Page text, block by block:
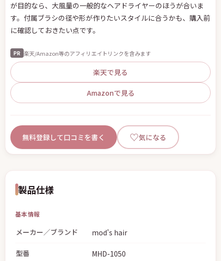
が目的なら、大風量の一般的なヘアドライヤーのほうが合いま
す。付属ブラシの径や形が作りたいスタイルに合うかも、購入前
に確認しておきたい点です。
PR 楽天/Amazon等のアフィリエイトリンクを含みます
楽天で見る
Amazonで見る
無料登録して口コミを書く ♡気になる
製品仕様
基本情報
メーカー／ブランド mod's hair
型番 MHD-1050